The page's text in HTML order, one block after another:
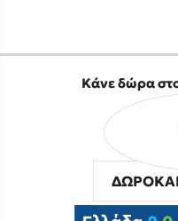
Κάνε δώρα